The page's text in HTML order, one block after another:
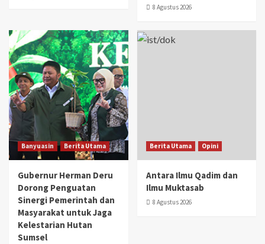
8 Agustus 2026
Banyuasin Berita Utama
Gubernur Herman Deru
Dorong Penguatan
Sinergi Pemerintah dan
Masyarakat untuk Jaga
Kelestarian Hutan
Sumsel
Berita Utama Opini
Antara Ilmu Qadim dan
Ilmu Muktasab
8 Agustus 2026